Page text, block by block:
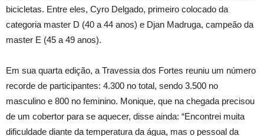
bicicletas. Entre eles, Cyro Delgado, primeiro colocado da
categoria master D (40 a 44 anos) e Djan Madruga, campeão da
master E (45 a 49 anos).
Em sua quarta edição, a Travessia dos Fortes reuniu um número
recorde de participantes: 4.300 no total, sendo 3.500 no
masculino e 800 no feminino. Monique, que na chegada precisou
de um cobertor para se aquecer, disse ainda: “Encontrei muita
dificuldade diante da temperatura da água, mas o pessoal da